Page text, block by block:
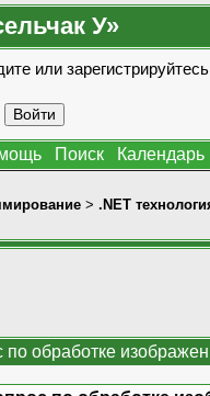
У»
или зарегистрируйтесь
Поиск Календарь
> .NET
обработке